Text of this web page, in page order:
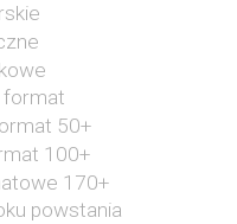
format
50+
100+
170+
powstania